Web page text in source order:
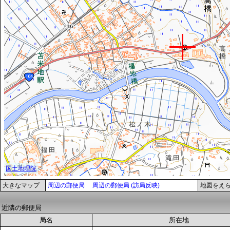
大きなマップ 周辺の郵便局 周辺の郵便局 (訪局反映) 地図をえ
近隣の郵便局
局名
所在地